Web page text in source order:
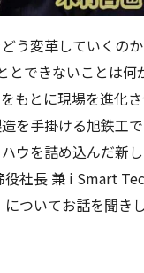
う変革していくのか
とできないことは何
もとに現場を進化
を手掛ける旭鉄工
ウを詰め込んだ新
社長 兼 i Smart
についてお話を聞きし